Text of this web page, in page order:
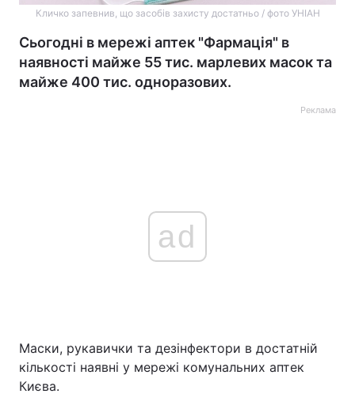
Кличко запевнив, що засобів захисту достатньо / фото УНІАН
Сьогодні в мережі аптек "Фармація" в
наявності майже 55 тис. марлевих масок та
майже 400 тис. одноразових.
Реклама
ad
Маски, рукавички та дезінфектори в достатній
кількості наявні у мережі комунальних аптек
Києва.